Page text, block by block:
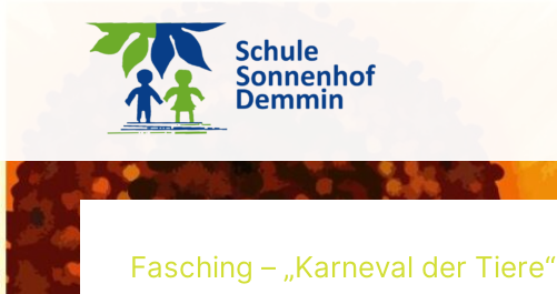
Fasching – „Karneval der Tiere“